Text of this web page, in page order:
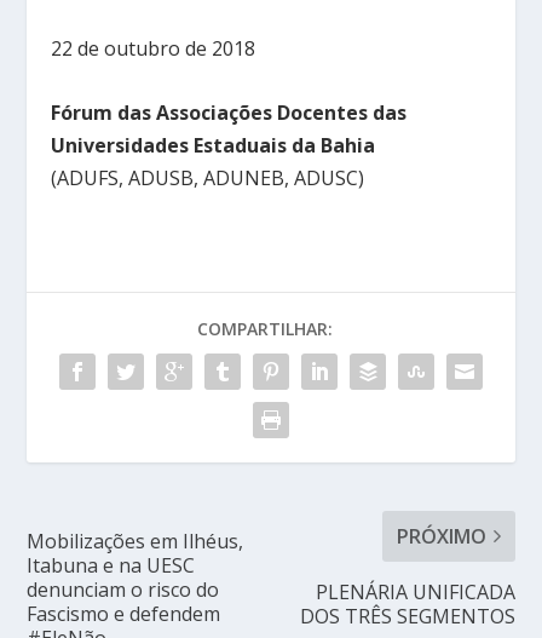
22 de outubro de 2018
Fórum das Associações Docentes das
Universidades Estaduais da Bahia
(ADUFS, ADUSB, ADUNEB, ADUSC)
COMPARTILHAR:
Mobilizações em Ilhéus,
Itabuna e na UESC
denunciam o risco do
Fascismo e defendem
PRÓXIMO
PLENÁRIA UNIFICADA
DOS TRÊS SEGMENTOS